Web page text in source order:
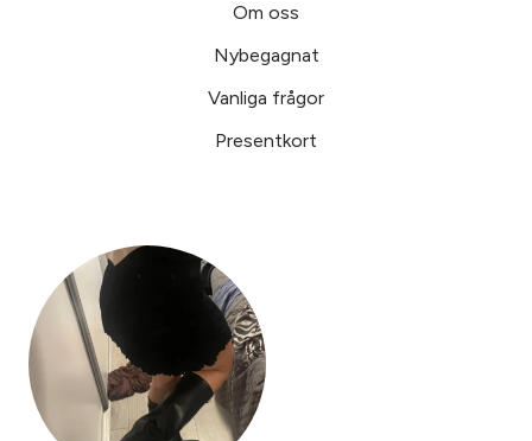
Om oss
Nybegagnat
Vanliga frågor
Presentkort